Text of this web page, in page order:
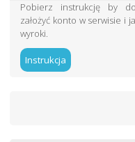
Pobierz instrukcję by
założyć konto w serwisie i
wyroki.
Instrukcja